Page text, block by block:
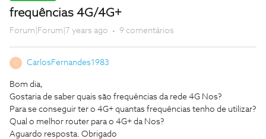
frequências 4G/4G+
Forum|Forum|7 years ago 9 comentários
C CarlosFernandes1983
Bom dia,
Gostaria de saber quais são frequências da rede 4G Nos?
Para se conseguir ter o 4G+ quantas frequências tenho de utilizar?
Qual o melhor router para o 4G+ da Nos?
Aguardo resposta. Obrigado